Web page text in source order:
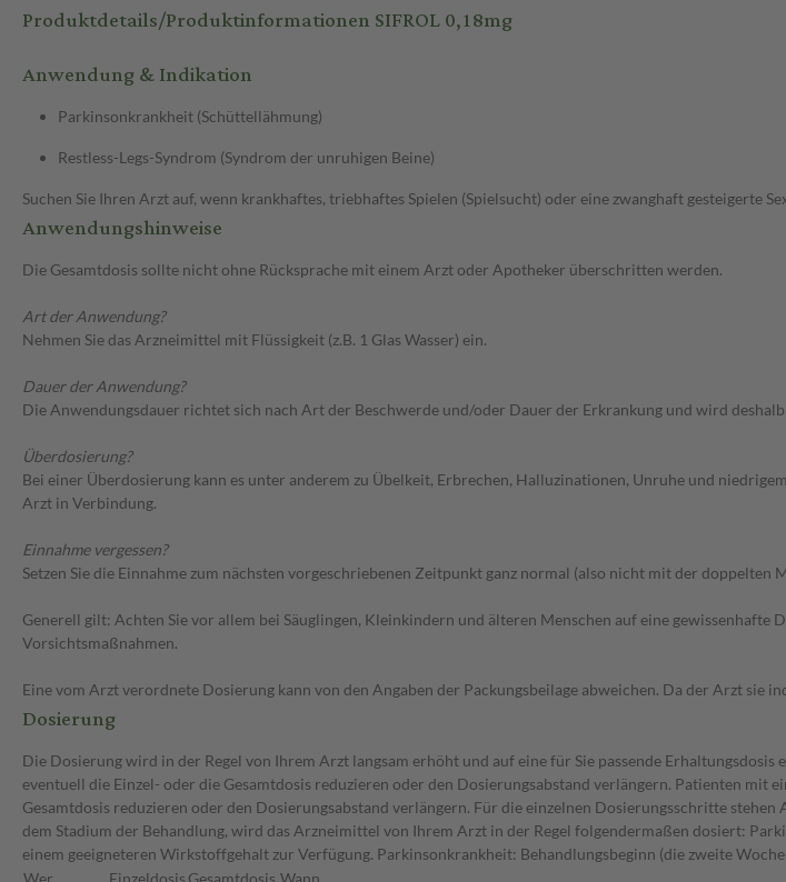
Produktdetails/Produktinformationen SIFROL 0,18mg
Anwendung & Indikation
Parkinsonkrankheit (Schüttellähmung)
Restless-Legs-Syndrom (Syndrom der unruhigen Beine)
Suchen Sie Ihren Arzt auf, wenn krankhaftes, triebhaftes Spielen (Spielsucht) oder eine zwanghaft gesteigerte
Anwendungshinweise
Die Gesamtdosis sollte nicht ohne Rücksprache mit einem Arzt oder Apotheker überschritten werden.
Art der Anwendung?
Nehmen Sie das Arzneimittel mit Flüssigkeit (z.B. 1 Glas Wasser) ein.
Dauer der Anwendung?
Die Anwendungsdauer richtet sich nach Art der Beschwerde und/oder Dauer der Erkrankung und wird
Überdosierung?
Bei einer Überdosierung kann es unter anderem zu Übelkeit, Erbrechen, Halluzinationen, Unruhe und
Arzt in Verbindung.
Einnahme vergessen?
Setzen Sie die Einnahme zum nächsten vorgeschriebenen Zeitpunkt ganz normal (also nicht mit der doppelten
Generell gilt: Achten Sie vor allem bei Säuglingen, Kleinkindern und älteren Menschen auf eine
Vorsichtsmaßnahmen.
Eine vom Arzt verordnete Dosierung kann von den Angaben der Packungsbeilage abweichen. Da der Arzt
Dosierung
Die Dosierung wird in der Regel von Ihrem Arzt langsam erhöht und auf eine für Sie passende
eventuell die Einzel- oder die Gesamtdosis reduzieren oder den Dosierungsabstand verlängern. Patienten
Gesamtdosis reduzieren oder den Dosierungsabstand verlängern. Für die einzelnen Dosierungsschritte
dem Stadium der Behandlung, wird das Arzneimittel von Ihrem Arzt in der Regel folgendermaßen dosiert:
einem geeigneteren Wirkstoffgehalt zur Verfügung. Parkinsonkrankheit: Behandlungsbeginn (die zweite
Wer
Einzeldosis Gesamtdosis Wann